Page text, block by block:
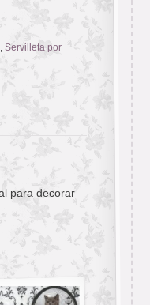
Servilleta por
para decorar